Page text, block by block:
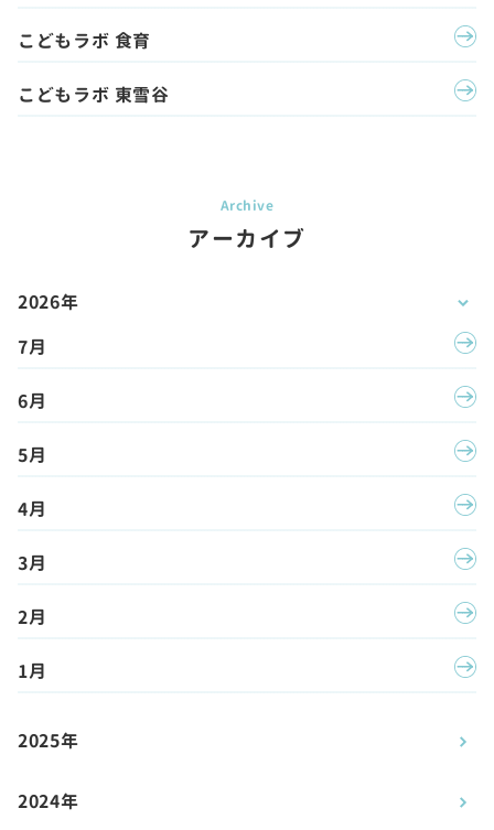
こどもラボ 食育
こどもラボ 東雪谷
アーカイブ
2026年
7月
6月
5月
4月
3月
2月
1月
2025年
2024年